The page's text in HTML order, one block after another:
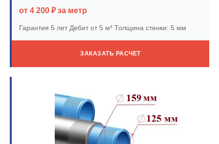
от 4 200 ₽ за метр
Гарантия 5 летДебит от 5 м³ Толщина стенки: 5 мм
ЗАКАЗАТЬ РАСЧЕТ